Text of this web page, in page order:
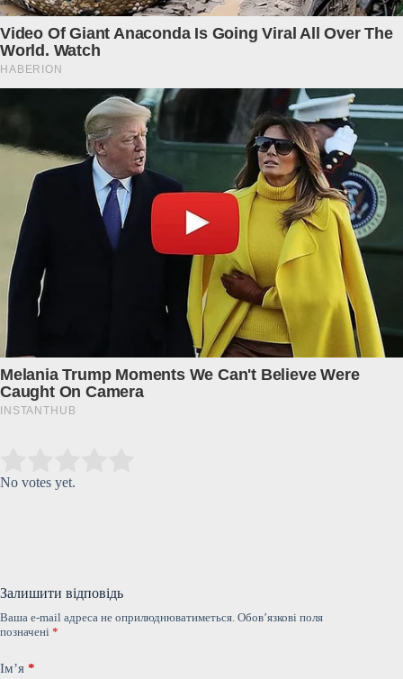
No votes yet.
Залишити відповідь
Ваша e-mail адреса не оприлюднюватиметься. Обов’язкові поля
позначені *
Ім’я *